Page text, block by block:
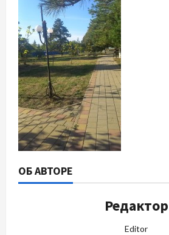
ОБ АВТОРЕ
Редактор
Editor